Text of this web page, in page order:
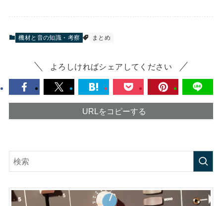
機材と音の知識・考察 まとめ
よろしければシェアしてください
URLをコピーする